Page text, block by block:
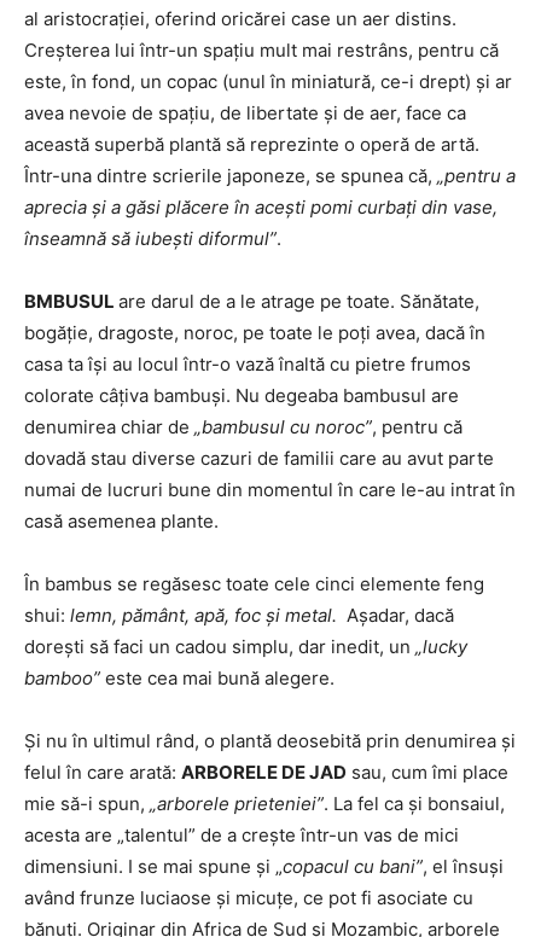
al aristocraţiei, oferind oricărei case un aer distins.
Creşterea lui într-un spaţiu mult mai restrâns, pentru că
este, în fond, un copac (unul în miniatură, ce-i drept) şi ar
avea nevoie de spaţiu, de libertate şi de aer, face ca
această superbă plantă să reprezinte o operă de artă.
Într-una dintre scrierile japoneze, se spunea că, „pentru a
aprecia şi a găsi plăcere în aceşti pomi curbaţi din vase,
înseamnă să iubeşti diformul”.
BMBUSUL are darul de a le atrage pe toate. Sănătate,
bogăţie, dragoste, noroc, pe toate le poţi avea, dacă în
casa ta îşi au locul într-o vază înaltă cu pietre frumos
colorate câţiva bambuşi. Nu degeaba bambusul are
denumirea chiar de „bambusul cu noroc”, pentru că
dovadă stau diverse cazuri de familii care au avut parte
numai de lucruri bune din momentul în care le-au intrat în
casă asemenea plante.
În bambus se regăsesc toate cele cinci elemente feng
shui: lemn, pământ, apă, foc şi metal. Aşadar, dacă
doreşti să faci un cadou simplu, dar inedit, un „lucky
bamboo” este cea mai bună alegere.
Şi nu în ultimul rând, o plantă deosebită prin denumirea şi
felul în care arată: ARBORELE DE JAD sau, cum îmi place
mie să-i spun, „arborele prieteniei”. La fel ca şi bonsaiul,
acesta are „talentul” de a creşte într-un vas de mici
dimensiuni. I se mai spune şi „copacul cu bani”, el însuşi
având frunze luciaose şi micuţe, ce pot fi asociate cu
bănuţi. Originar din Africa de Sud şi Mozambic, arborele